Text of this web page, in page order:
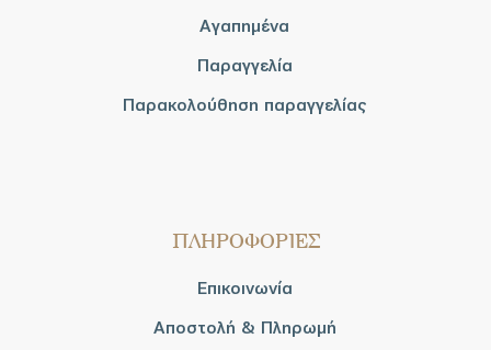
Αγαπημένα
Παραγγελία
Παρακολούθηση παραγγελίας
ΠΛΗΡΟΦΟΡΙΕΣ
Επικοινωνία
Αποστολή & Πληρωμή